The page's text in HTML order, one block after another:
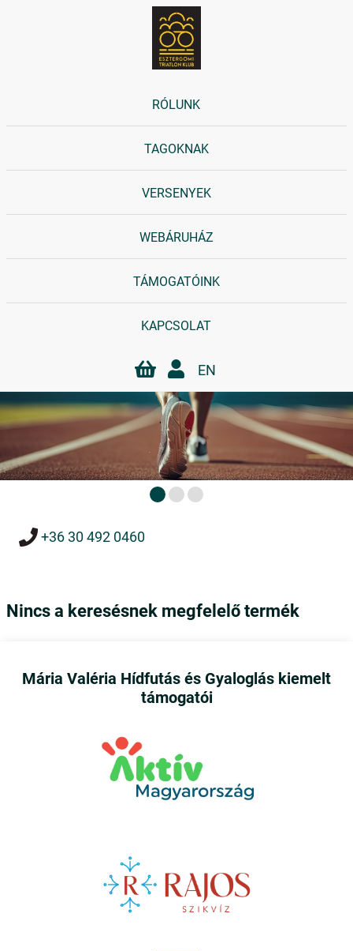
RÓLUNK
TAGOKNAK
VERSENYEK
WEBÁRUHÁZ
TÁMOGATÓINK
KAPCSOLAT
EN
+36 30 492 0460
Nincs a keresésnek megfelelő termék
Mária Valéria Hídfutás és Gyaloglás kiemelt
támogatói